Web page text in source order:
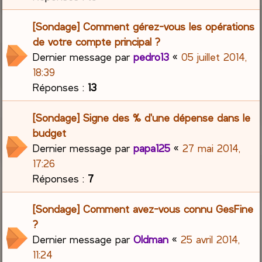
[Sondage] Comment gérez-vous les opérations
de votre compte principal ?
Dernier message parpedro13 «05 juillet 2014,
18:39
Réponses :13
[Sondage] Signe des % d'une dépense dans le
budget
Dernier message parpapa125 «27 mai 2014,
17:26
Réponses : 7
[Sondage] Comment avez-vous connu GesFine
?
Dernier message parOldman «25 avril 2014,
11:24